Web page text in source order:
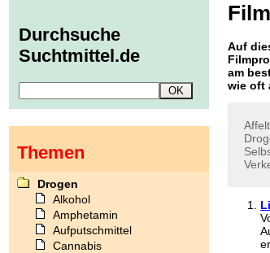
Auf
am
wie oft
Affelt
Durchsuche
Suchtmittel.de
Themen
Drogen
Alkohol
Amphetamin
Aufputschmittel
Cannabis